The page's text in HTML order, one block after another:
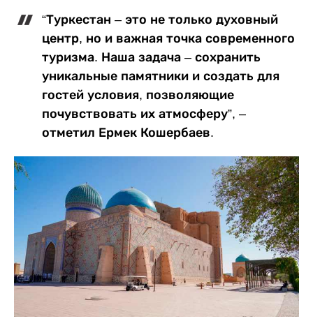
“Туркестан – это не только духовный
центр, но и важная точка современного
туризма. Наша задача – сохранить
уникальные памятники и создать для
гостей условия, позволяющие
почувствовать их атмосферу”, –
отметил Ермек Кошербаев.